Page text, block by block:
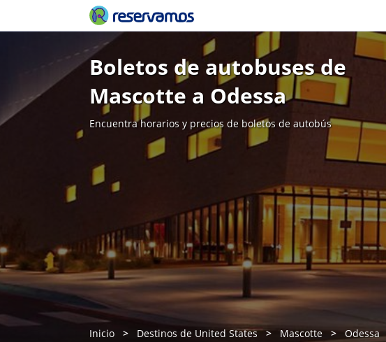
Boletos de autobuses de
Mascotte a Odessa
Encuentra horarios y precios de boletos de autobús
Inicio Destinos de United States Mascotte Odessa